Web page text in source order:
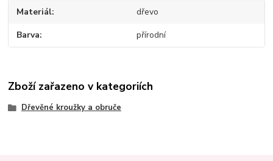
Materiál dřevo
Barva přírodní
Zboží zařazeno v kategoriích
Dřevěné kroužky a obruče